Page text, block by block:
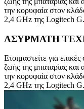
την κορυφαία στον
2,4 GHz της Logitech G.
ΑΣΥΡΜΑΤΗ
Ετοιμαστείτε για
ζωής της μπαταρίας
την κορυφαία στον
2,4 GHz της Logitech G.